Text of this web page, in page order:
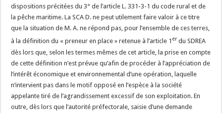
dispositions précitées du 3° de l’article L. 331-3-1 du code rural et de
la pêche maritime. La SCA D. ne peut utilement faire valoir à ce titre
que la situation de M. A. ne répond pas, pour l’ensemble de ces terres,
à la définition du « preneur en place » retenue à l’article 1 er du SDREA
dès lors que, selon les termes mêmes de cet article, la prise en compte
de cette définition n’est prévue qu’afin de procéder à l’appréciation de
l’intérêt économique et environnemental d’une opération, laquelle
n’intervient pas dans le motif opposé en l’espèce à la société
appelante tiré de l’agrandissement excessif de son exploitation. En
outre, dès lors que l’autorité préfectorale, saisie d’une demande